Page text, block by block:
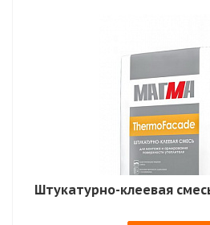
Штукатурно-клеевая